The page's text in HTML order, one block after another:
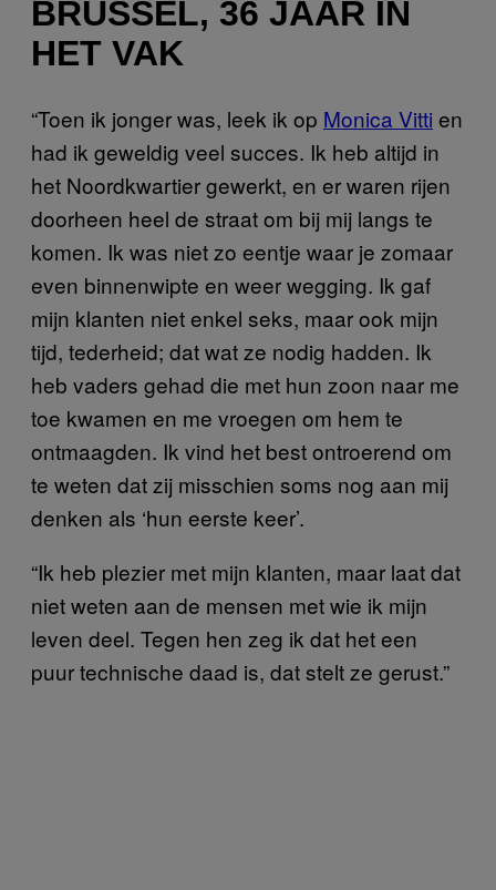
BRUSSEL, 36 JAAR IN
HET VAK
“Toen ik jonger was, leek ik op Monica Vitti en
had ik geweldig veel succes. Ik heb altijd in
het Noordkwartier gewerkt, en er waren rijen
doorheen heel de straat om bij mij langs te
komen. Ik was niet zo eentje waar je zomaar
even binnenwipte en weer wegging. Ik gaf
mijn klanten niet enkel seks, maar ook mijn
tijd, tederheid; dat wat ze nodig hadden. Ik
heb vaders gehad die met hun zoon naar me
toe kwamen en me vroegen om hem te
ontmaagden. Ik vind het best ontroerend om
te weten dat zij misschien soms nog aan mij
denken als ‘hun eerste keer’.
“Ik heb plezier met mijn klanten, maar laat dat
niet weten aan de mensen met wie ik mijn
leven deel. Tegen hen zeg ik dat het een
puur technische daad is, dat stelt ze gerust.”